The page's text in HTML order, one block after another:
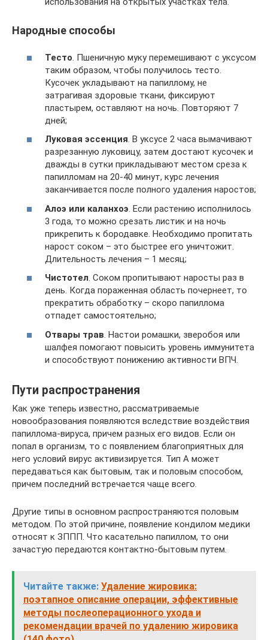
Народные способы
Тесто . Пшеничную муку перемешивают с уксусом
таким образом, чтобы получилось тесто.
Кусочек укладывают на папиллому, не
затрагивая здоровые ткани, фиксируют
пластырем, оставляют на ночь. Повторяют 7
дней;
Луковая эссенция. В уксусе 2 часа вымачивают
разрезанную луковицу, затем достают кусочек и
дважды в сутки прикладывают местом среза к
папилломам на 20-40 минут, курс лечения
заканчивается после полного удаления наростов;
Алоэ или каланхоэ . Если растению исполнилось
3 года, то можно срезать листик и на ночь
прикрепить к бородавке. Необходимо пропитать
нарост соком – это быстрее его уничтожит.
Длительность лечения – 1 месяц;
Чистотел. Соком пропитывают наросты раз в
день. Когда пораженная область почернеет, то
прекратить обработку – скоро папиллома
отпадет самостоятельно;
Отвары трав . Настои ромашки, зверобоя или
шалфея помогают повысить уровень иммунитета
и способствуют понижению активности ВПЧ.
Пути распространения
Как уже теперь известно, рассматриваемые
новообразования появляются вследствие воздействия
папиллома-вируса, причем разных его видов. Если он
попал в организм, то с появлением благоприятных для
него условий вирус активизируется. Тип A может
передаваться как бытовым, так и половым способом,
причем последний встречается чаще всего.
Другие типы в основном распространяются половым
методом. По этой причине, появление кондилом медики
относят к ЗППП. Что касательно папиллом, то они
зачастую передаются контактно-бытовым путем.
Читайте также: Удаление жировика:
поэтапное описание операции, эффективные
методы послеоперационного ухода и
рекомендации врачей по удалению жировика